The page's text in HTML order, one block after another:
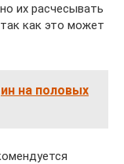
их расчесывать
как это может
на половых